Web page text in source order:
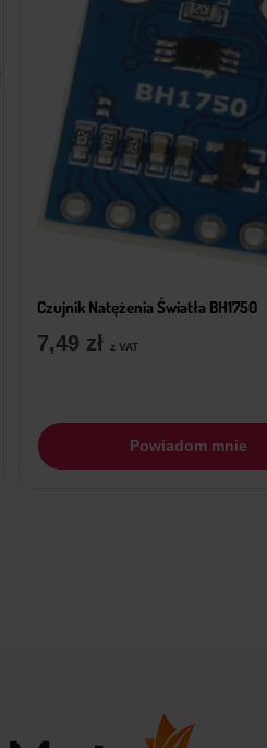
Czujnik Natężenia Światła BH1750
7,49 zł z VAT
Powiadom mnie